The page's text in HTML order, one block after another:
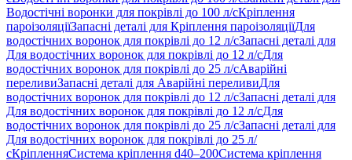
Водостічні воронки для покрівлі до 100 л/сКріплення
пароізоляціїЗапасні деталі для Кріплення пароізоляціїДля
водостічних воронок для покрівлі до 12 л/сЗапасні деталі для
Для водостічних воронок для покрівлі до 12 л/сДля
водостічних воронок для покрівлі до 25 л/сАварійні
переливиЗапасні деталі для Аварійні переливиДля
водостічних воронок для покрівлі до 12 л/сЗапасні деталі для
Для водостічних воронок для покрівлі до 12 л/сДля
водостічних воронок для покрівлі до 25 л/сЗапасні деталі для
Для водостічних воронок для покрівлі до 25 л/
сКріпленняСистема кріплення d40–200Система кріплення